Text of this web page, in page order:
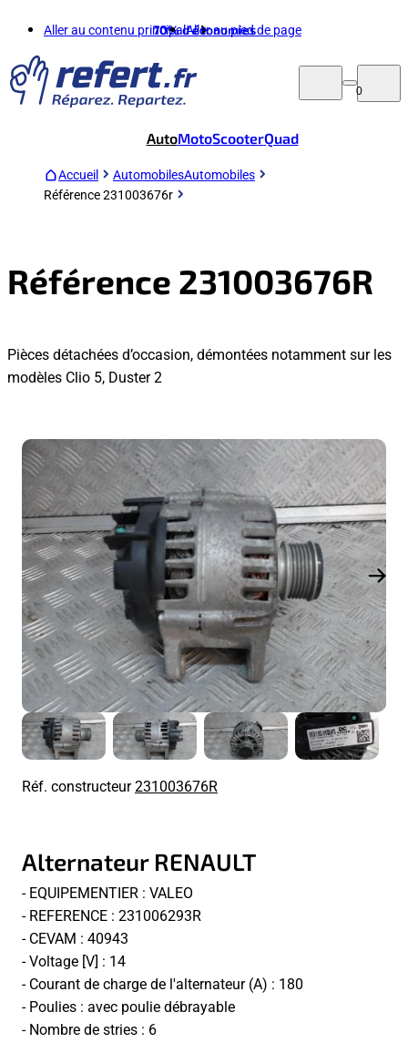
Aller au contenu principalAller au pied de page
70%d'économies
0
AutoMotoScooterQuad
Accueil AutomobilesAutomobiles
Référence 231003676r
Référence 231003676R
Pièces détachées d’occasion, démontées notamment sur les
modèles Clio 5, Duster 2
Réf. constructeur231003676R
Alternateur RENAULT
- EQUIPEMENTIER : VALEO
- REFERENCE : 231006293R
- CEVAM : 40943
- Voltage [V] : 14
- Courant de charge de l'alternateur (A) : 180
- Poulies : avec poulie débrayable
- Nombre de stries : 6